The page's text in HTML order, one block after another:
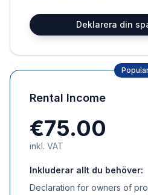
Deklarera din
Rental Income
€75.00
inkl. VAT
Inkluderar allt du behöver:
Declaration for owners of